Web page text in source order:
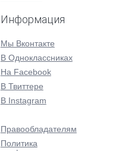
Информация
Мы Вконтакте
В Одноклассниках
На Facebook
В Твиттере
В Instagram
Правообладателям
Политика